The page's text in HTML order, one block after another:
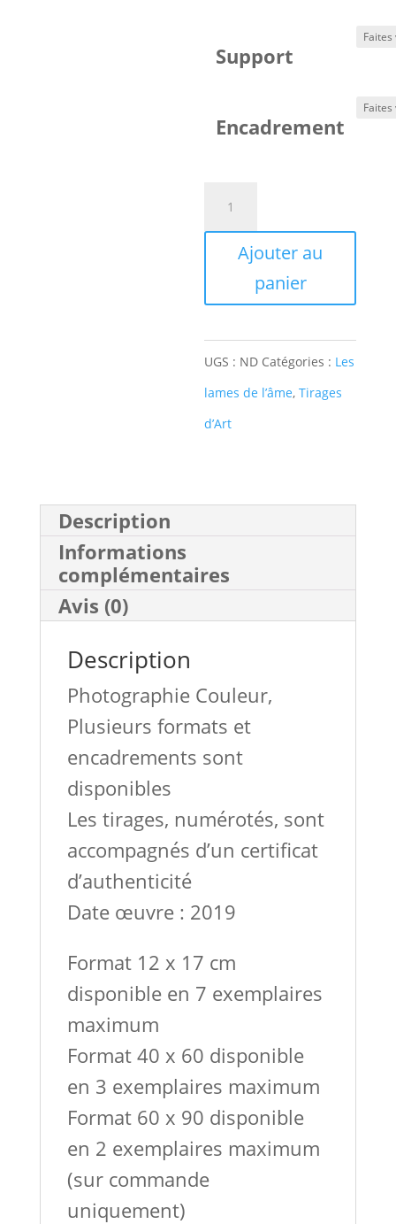
Support
Encadrement
quantité
de
Les
Lames
de
Ajouter au
panier
UGS : ND Catégories : Les
lames de l’âme,Tirages
d’Art
Description
Informations
complémentaires
Avis (0)
Description
Photographie Couleur,
Plusieurs formats et
encadrements sont
disponibles
Les tirages, numérotés, sont
accompagnés d’un certificat
d’authenticité
Date œuvre : 2019
Format 12 x 17 cm
disponible en 7 exemplaires
maximum
Format 40 x 60 disponible
en 3 exemplaires maximum
Format 60 x 90 disponible
en 2 exemplaires maximum
(sur commande
uniquement)